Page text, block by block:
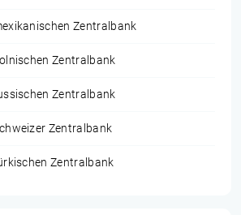
Zentralbank
Zentralbank
Zentralbank
Zentralbank
Zentralbank